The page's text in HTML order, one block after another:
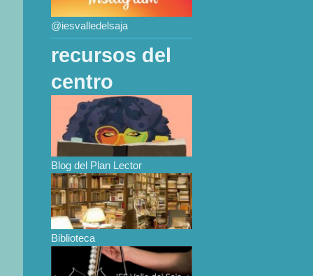
@iesvalledelsaja
recursos del
centro
Blog del Plan Lector
Biblioteca